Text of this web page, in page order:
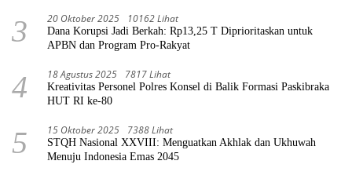
3 20 Oktober 2025 10162 Lihat
Dana Korupsi Jadi Berkah: Rp13,25 T Diprioritaskan untuk
APBN dan Program Pro-Rakyat
4 18 Agustus 2025 7817 Lihat
Kreativitas Personel Polres Konsel di Balik Formasi Paskibraka
HUT RI ke-80
5 15 Oktober 2025 7388 Lihat
STQH Nasional XXVIII: Menguatkan Akhlak dan Ukhuwah
Menuju Indonesia Emas 2045